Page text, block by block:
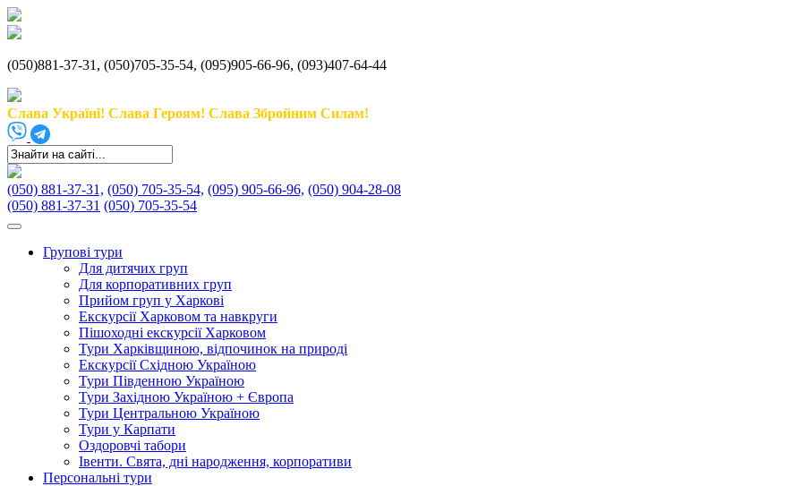
(050)881-37-31, (050)705-35-54, (095)905-66-96, (093)407-64-44
Слава Україні! Слава Героям! Слава Збройним Силам!
(050) 881-37-31, (050) 705-35-54, (095) 905-66-96, (050) 904-28-08
(050) 881-37-31 (050) 705-35-54
Групові тури
Для дитячих груп
Для корпоративних груп
Прийом груп у Харкові
Екскурсії Харковом та навкруги
Пішоходні екскурсії Харковом
Тури Харківщиною, відпочинок на природі
Екскурсії Східною Україною
Тури Південною Україною
Тури Західною Україною + Європа
Тури Центральною Україною
Тури у Карпати
Оздоровчі табори
Івенти. Свята, дні народження, корпоративи
Персональні тури